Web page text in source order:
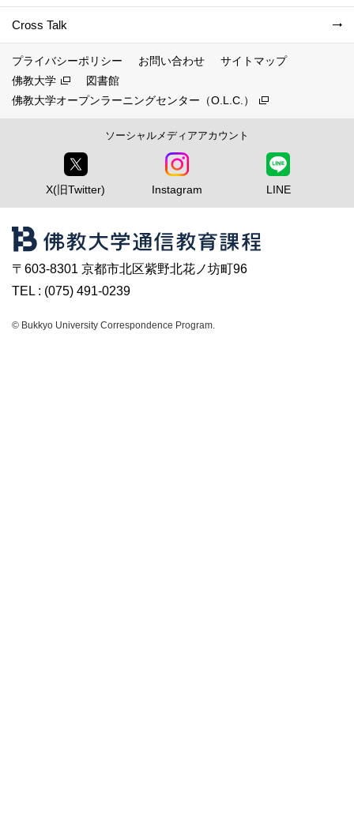
Cross Talk
プライバシーポリシー お問い合わせ
サイトマップ
佛教大学
図書館
佛教大学オープンラーニングセンター（O.L.C.）
ソーシャルメディアアカウント
X(旧Twitter) Instagram LINE
〒603-8301 京都市北区紫野北花ノ坊町96
TEL : (075) 491-0239
© Bukkyo University Correspondence Program.